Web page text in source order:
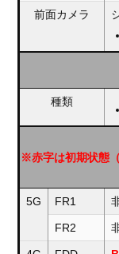
前面カメラ
種類
※赤字は初期状態
5G FR1
FR2